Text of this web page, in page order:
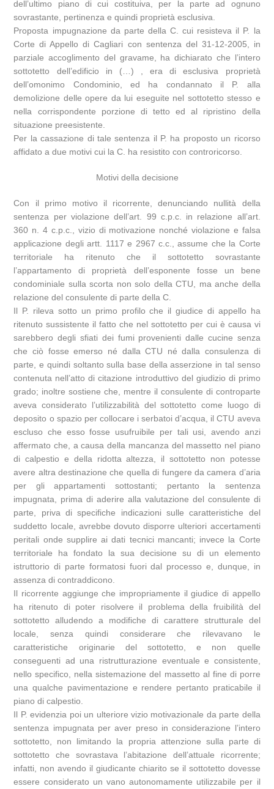
dell’ultimo piano di cui costituiva, per la parte ad ognuno
sovrastante, pertinenza e quindi proprietà esclusiva.
Proposta impugnazione da parte della C. cui resisteva il P. la
Corte di Appello di Cagliari con sentenza del 31-12-2005, in
parziale accoglimento del gravame, ha dichiarato che l’intero
sottotetto dell’edificio in (…) , era di esclusiva proprietà
dell’omonimo Condominio, ed ha condannato il P. alla
demolizione delle opere da lui eseguite nel sottotetto stesso e
nella corrispondente porzione di tetto ed al ripristino della
situazione preesistente.
Per la cassazione di tale sentenza il P. ha proposto un ricorso
affidato a due motivi cui la C. ha resistito con controricorso.
Motivi della decisione
Con il primo motivo il ricorrente, denunciando nullità della
sentenza per violazione dell’art. 99 c.p.c. in relazione all’art.
360 n. 4 c.p.c., vizio di motivazione nonché violazione e falsa
applicazione degli artt. 1117 e 2967 c.c., assume che la Corte
territoriale ha ritenuto che il sottotetto sovrastante
l’appartamento di proprietà dell’esponente fosse un bene
condominiale sulla scorta non solo della CTU, ma anche della
relazione del consulente di parte della C.
Il P. rileva sotto un primo profilo che il giudice di appello ha
ritenuto sussistente il fatto che nel sottotetto per cui è causa vi
sarebbero degli sfiati dei fumi provenienti dalle cucine senza
che ciò fosse emerso né dalla CTU né dalla consulenza di
parte, e quindi soltanto sulla base della asserzione in tal senso
contenuta nell’atto di citazione introduttivo del giudizio di primo
grado; inoltre sostiene che, mentre il consulente di controparte
aveva considerato l’utilizzabilità del sottotetto come luogo di
deposito o spazio per collocare i serbatoi d’acqua, il CTU aveva
escluso che esso fosse usufruibile per tali usi, avendo anzi
affermato che, a causa della mancanza del massetto nel piano
di calpestio e della ridotta altezza, il sottotetto non potesse
avere altra destinazione che quella di fungere da camera d’aria
per gli appartamenti sottostanti; pertanto la sentenza
impugnata, prima di aderire alla valutazione del consulente di
parte, priva di specifiche indicazioni sulle caratteristiche del
suddetto locale, avrebbe dovuto disporre ulteriori accertamenti
peritali onde supplire ai dati tecnici mancanti; invece la Corte
territoriale ha fondato la sua decisione su di un elemento
istruttorio di parte formatosi fuori dal processo e, dunque, in
assenza di contraddicono.
Il ricorrente aggiunge che impropriamente il giudice di appello
ha ritenuto di poter risolvere il problema della fruibilità del
sottotetto alludendo a modifiche di carattere strutturale del
locale, senza quindi considerare che rilevavano le
caratteristiche originarie del sottotetto, e non quelle
conseguenti ad una ristrutturazione eventuale e consistente,
nello specifico, nella sistemazione del massetto al fine di porre
una qualche pavimentazione e rendere pertanto praticabile il
piano di calpestio.
Il P. evidenzia poi un ulteriore vizio motivazionale da parte della
sentenza impugnata per aver preso in considerazione l’intero
sottotetto, non limitando la propria attenzione sulla parte di
sottotetto che sovrastava l’abitazione dell’attuale ricorrente;
infatti, non avendo il giudicante chiarito se il sottotetto dovesse
essere considerato un vano autonomamente utilizzabile per il